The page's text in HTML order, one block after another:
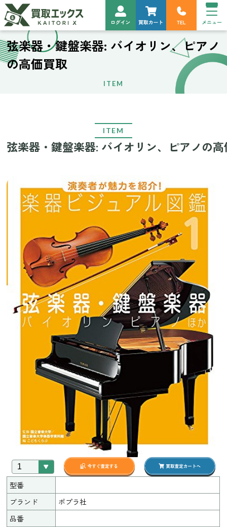
弦楽器・鍵盤楽器: バイオリン、ピアノ
の高価買取
ITEM
ITEM
弦楽器・鍵盤楽器: バイオリン、ピアノの
型番
ブランド
ポプラ社
品番